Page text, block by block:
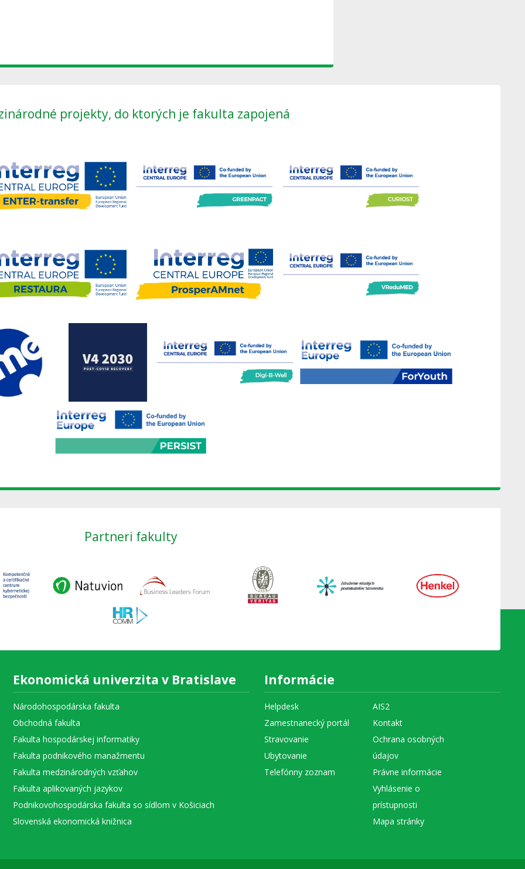
projekty, do ktorých je fakulta zapojená
Partneri fakulty
Ekonomická univerzita v Bratislave
Národohospodárska fakulta
Obchodná fakulta
Fakulta hospodárskej informatiky
Fakulta podnikového manažmentu
Fakulta medzinárodných vzťahov
Fakulta aplikovaných jazykov
Podnikovohospodárska fakulta so sídlom v Košiciach
Slovenská ekonomická knižnica
Informácie
Helpdesk
Zamestnanecký portál
Stravovanie
Ubytovanie
Telefónny zoznam
AIS2
Kontakt
Ochrana osobných
údajov
Právne informácie
Vyhlásenie o
prístupnosti
Mapa stránky